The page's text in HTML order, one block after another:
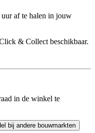
uur af te halen in jouw
& Collect beschikbaar.
in de winkel te
bij andere bouwmarkten